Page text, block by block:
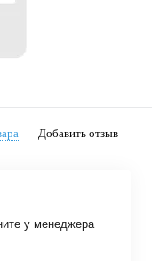
Добавить отзыв
у менеджера